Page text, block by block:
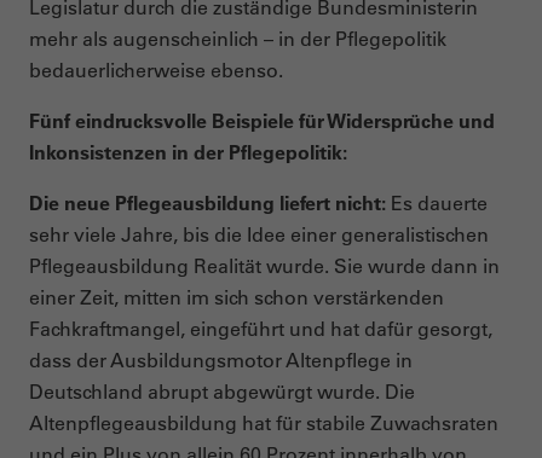
Legislatur durch die zuständige Bundesministerin
mehr als augenscheinlich – in der Pflegepolitik
bedauerlicherweise ebenso.
Fünf eindrucksvolle Beispiele für Widersprüche und
Inkonsistenzen in der Pflegepolitik:
Die neue Pflegeausbildung liefert nicht: Es dauerte
sehr viele Jahre, bis die Idee einer generalistischen
Pflegeausbildung Realität wurde. Sie wurde dann in
einer Zeit, mitten im sich schon verstärkenden
Fachkraftmangel, eingeführt und hat dafür gesorgt,
dass der Ausbildungsmotor Altenpflege in
Deutschland abrupt abgewürgt wurde. Die
Altenpflegeausbildung hat für stabile Zuwachsraten